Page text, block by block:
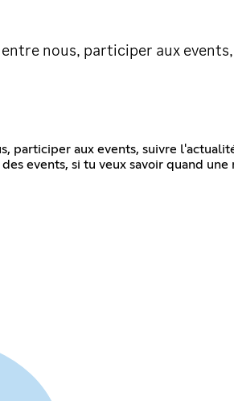
nous, participer aux
participer aux events, suivre
events, si tu veux savoir quand